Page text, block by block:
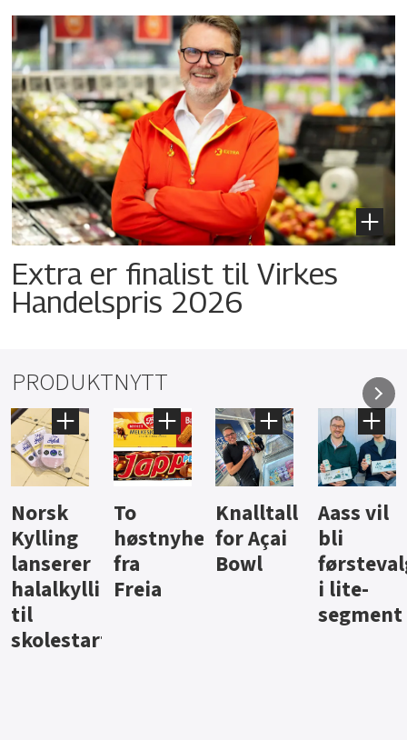
Extra er finalist til Virkes
Handelspris 2026
PRODUKTNYTT
Knalltall
for Açai
Bowl
Aass vil
bli
førstevalg
i lite-
Brus og
jus fra
Berentsen
Hard
iste fra
Hansa